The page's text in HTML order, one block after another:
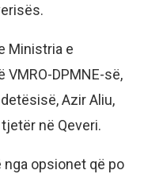
Ministria e
VMRO-DPMNE-së,
Azir Aliu,
në Qeveri.
opsionet që po